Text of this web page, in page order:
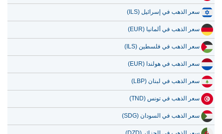
سعر الذهب في إسرائيل (ILS)
سعر الذهب في ألمانيا (EUR)
سعر الذهب في فلسطين (ILS)
سعر الذهب في هولندا (EUR)
سعر الذهب في لبنان (LBP)
سعر الذهب في تونس (TND)
سعر الذهب في السودان (SDG)